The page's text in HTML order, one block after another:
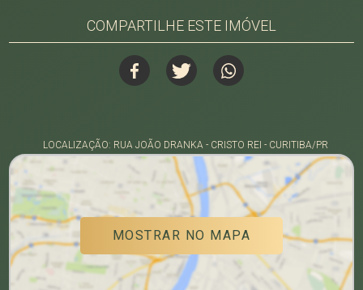
COMPARTILHE ESTE IMÓVEL
LOCALIZAÇÃO: RUA JOÃO DRANKA - CRISTO REI - CURITIBA/PR
MOSTRAR NO MAPA